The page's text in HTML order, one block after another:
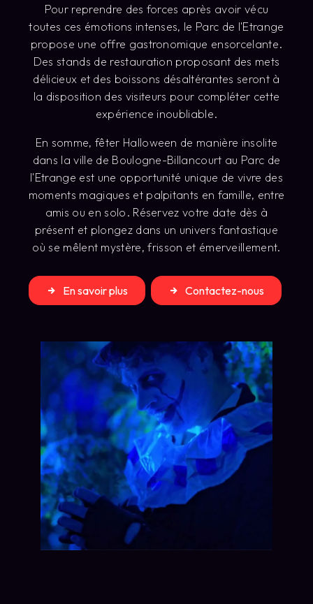
Pour reprendre des forces après avoir vécu
toutes ces émotions intenses, le Parc de l'Etrange
propose une offre gastronomique ensorcelante.
Des stands de restauration proposant des mets
délicieux et des boissons désaltérantes seront à
la disposition des visiteurs pour compléter cette
expérience inoubliable.
En somme, fêter Halloween de manière insolite
dans la ville de Boulogne-Billancourt au Parc de
l'Etrange est une opportunité unique de vivre des
moments magiques et palpitants en famille, entre
amis ou en solo. Réservez votre date dès à
présent et plongez dans un univers fantastique
où se mêlent mystère, frisson et émerveillement.
En savoir plus Contactez-nous